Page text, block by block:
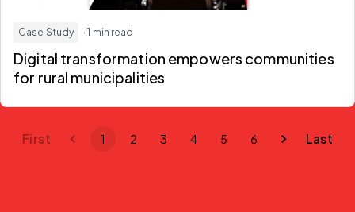
Case Study · 1 min read
Digital transformation empowers communities
for rural municipalities
First 1 2 3 4 5 6 Last